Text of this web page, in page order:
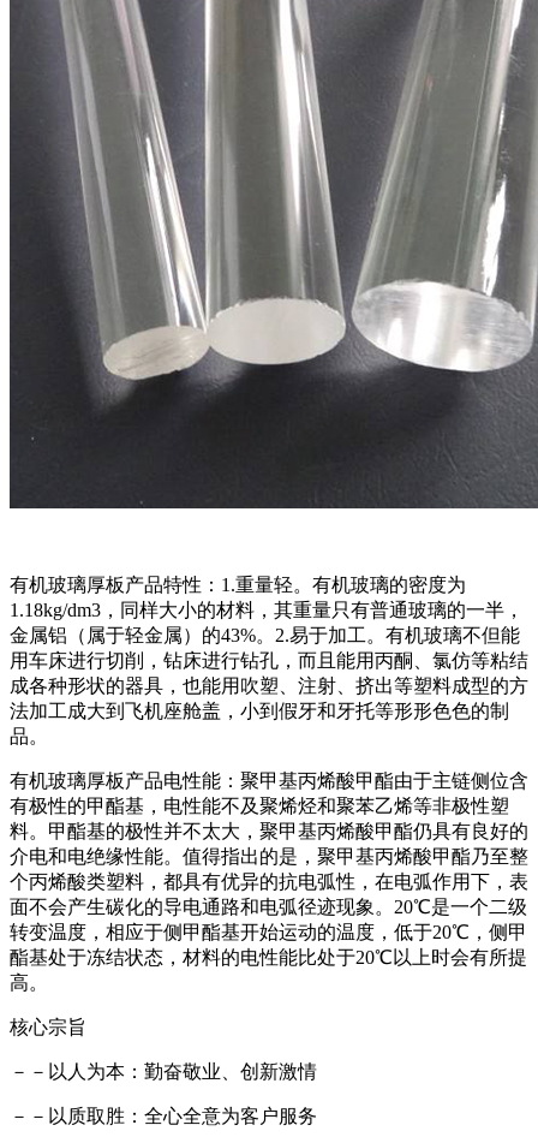
有机玻璃厚板产品特性：1.重量轻。有机玻璃的密度为
1.18kg/dm3，同样大小的材料，其重量只有普通玻璃的一半，
金属铝（属于轻金属）的43%。2.易于加工。有机玻璃不但能
用车床进行切削，钻床进行钻孔，而且能用丙酮、氯仿等粘结
成各种形状的器具，也能用吹塑、注射、挤出等塑料成型的方
法加工成大到飞机座舱盖，小到假牙和牙托等形形色色的制
品。
有机玻璃厚板产品电性能：聚甲基丙烯酸甲酯由于主链侧位含
有极性的甲酯基，电性能不及聚烯烃和聚苯乙烯等非极性塑
料。甲酯基的极性并不太大，聚甲基丙烯酸甲酯仍具有良好的
介电和电绝缘性能。值得指出的是，聚甲基丙烯酸甲酯乃至整
个丙烯酸类塑料，都具有优异的抗电弧性，在电弧作用下，表
面不会产生碳化的导电通路和电弧径迹现象。20℃是一个二级
转变温度，相应于侧甲酯基开始运动的温度，低于20℃，侧甲
酯基处于冻结状态，材料的电性能比处于20℃以上时会有所提
高。
核心宗旨
－－以人为本：勤奋敬业、创新激情
－－以质取胜：全心全意为客户服务